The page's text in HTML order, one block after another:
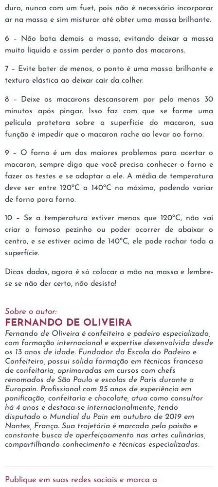
duro, nunca com um fuet, pois não é necessário incorporar
ar na massa e sim misturar até obter uma massa brilhante.
6 – Não bata demais a massa, evitando deixar a massa
muito líquida e assim perder o ponto dos macarons.
7 – Evite bater de menos, o ponto é uma massa brilhante e
textura elástica ao deixar cair da colher.
8 – Deixe os macarons descansarem por pelo menos 30
minutos após pingar. Isso faz com que se forme uma
película protetora sobre a superfície do macaron, sua
função é impedir que o macaron rache ao levar ao forno.
9 – O forno é um dos maiores problemas para acertar o
macaron, sempre digo que você precisa conhecer o forno e
fazer os testes e se adaptar a ele. A média de temperatura
deve ser entre 120ºC a 140ºC no máximo, podendo variar
de forno para forno.
10 – Se a temperatura estiver menos que 120ºC, não vai
criar o famoso pezinho ou poder ocorrer de abaixar o
centro, e se estiver acima de 140ºC, ele pode rachar toda a
superfície.
Dicas dadas, agora é só colocar a mão na massa e lembre-
se se não der certo, não desista!
Sobre o autor:
FERNANDO DE OLIVEIRA
Fernando de Oliveira é confeiteiro e padeiro especializado,
com formação internacional e expertise desenvolvida desde
os 13 anos de idade. Fundador da Escola do Padeiro e
Confeiteiro, possui sólida formação em técnicas francesa
de confeitaria, aprimoradas em cursos com chefs
renomados de São Paulo e escolas de Paris durante a
Europain. Profissional com 25 anos de experiência em
panificação, confeitaria e chocolate, atua como consultor
há 4 anos e destaca-se internacionalmente, tendo
disputado o Mundial du Pain em outubro de 2019 em
Nantes, França. Sua trajetória é marcada pela paixão e
constante busca de aperfeiçoamento nas artes culinárias,
compartilhando conhecimento e técnicas especializadas.
Publique em suas redes sociais e marca a